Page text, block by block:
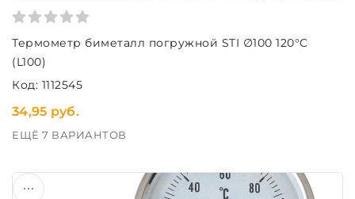
Термометр биметалл погружной STI ∅100 120°C
(L100)
Код: 1112545
34,95 руб.
ЕЩЁ 7 ВАРИАНТОВ